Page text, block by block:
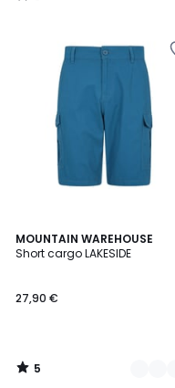
MOUNTAIN WAREHOUSE
Short cargo LAKESIDE
27,90 €
5
/
5
Couleurs
5
/